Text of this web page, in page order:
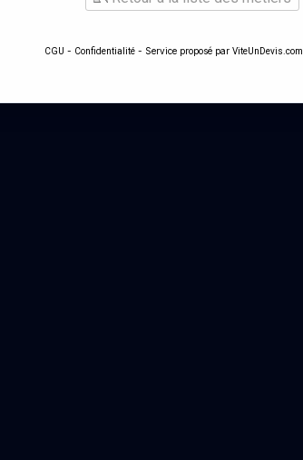
CGU - Confidentialité - Service proposé par ViteUnDevis.com